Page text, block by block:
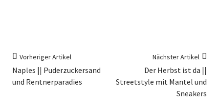
Vorheriger Artikel
Naples || Puderzuckersand
und Rentnerparadies
Nächster Artikel
Der Herbst ist da ||
Streetstyle mit Mantel und
Sneakers